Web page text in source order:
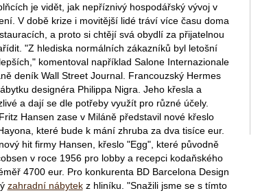
je vidět, jak nepříznivý hospodářský vývoj v
V době krize i movitější lidé tráví více času doma
a proto si chtějí svá obydlí za přijatelnou
"Z hlediska normálních zákazníků byl letošní
komentoval například Salone Internazionale
deník Wall Street Journal. Francouzský Hermes
designéra Philippa Nigra. Jeho křesla a
a dají se dle potřeby využít pro různé účely.
Fritz Hansen zase v Miláně představil nové křeslo
které bude k mání zhruba za dva tisíce eur.
hit firmy Hansen, křeslo "Egg", které původně
v roce 1956 pro lobby a recepci kodaňského
4700 eur. Pro konkurenta BD Barcelona Design
zahradní nábytekz hliníku. "Snažili jsme se s tímto